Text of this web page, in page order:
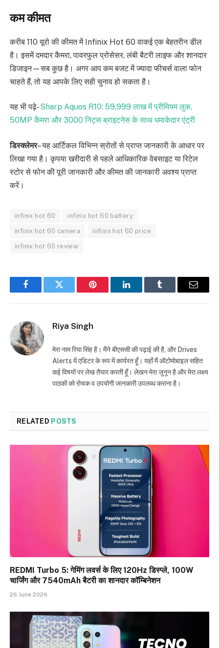
कम कीमत
करीब 110 यूरो की कीमत में Infinix Hot 60 वाकई एक बेहतरीन डील
है। इसमें दमदार कैमरा, पावरफुल प्रोसेसर, लंबी बैटरी लाइफ और शानदार
डिजाइन—सब कुछ है। अगर आप कम बजट में ज्यादा फीचर्स वाला फोन
चाहते हैं, तो यह आपके लिए सही चुनाव हो सकता है।
यह भी पढ़े-Sharp Aquos R10: 59,999 लाख में प्रीमियम लुक,
50MP कैमरा और 3000 निट्स ब्राइटनेस के साथ धमाकेदार एंट्री
डिस्क्लेमर– यह आर्टिकल विभिन्न स्रोतों से प्राप्त जानकारी के आधार पर
लिखा गया है। कृपया खरीदारी से पहले आधिकारिक वेबसाइट या रिटेल
स्टोर से फोन की पूरी जानकारी और कीमत की जानकारी अवश्य प्राप्त
करें।
infinix hot 60 infinix hot 60 battery
infinix hot 60 camera infinix hot 60 price
infinix hot 60 review
FacebookTwitter Pinterest LinkedInTumblr Email
Riya Singh
मेरा नाम रिया सिंह है। मैंने बीएससी की पढ़ाई की है, और Drives
Alerts में एडिटर के रूप में कार्यरत हूँ। यहाँ मैं ऑटोमोबाइल सहित
कई विषयों पर लेख तैयार करती हूँ। लेखन मेरा जुनून है और मेरा लक्ष्य
पाठकों को रोचक व उपयोगी जानकारी उपलब्ध कराना है।
RELATED POSTS
REDMI Turbo 5: गेमिंग लवर्स के लिए 120Hz डिस्प्ले, 100W
चार्जिंग और 7540mAh बैटरी का शानदार कॉम्बिनेशन
26 June 2026